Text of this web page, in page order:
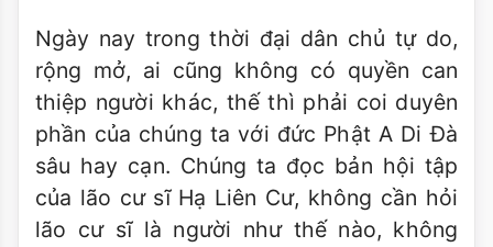
Ngày nay trong thời đại dân chủ tự do,
rộng mở, ai cũng không có quyền can
thiệp người khác, thế thì phải coi duyên
phần của chúng ta với đức Phật A Di Ðà
sâu hay cạn. Chúng ta đọc bản hội tập
của lão cư sĩ Hạ Liên Cư, không cần hỏi
lão cư sĩ là người như thế nào, không